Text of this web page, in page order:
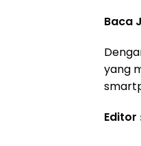
Baca
yang
Editor